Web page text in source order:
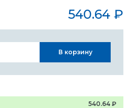
540.64 ₽
В корзину
540.64 ₽